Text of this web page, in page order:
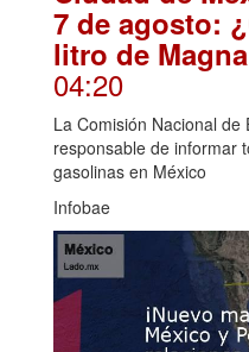
7 de agosto:
litro de
04:20
La Comisión Nacional
responsable de informar
gasolinas en México
Infobae